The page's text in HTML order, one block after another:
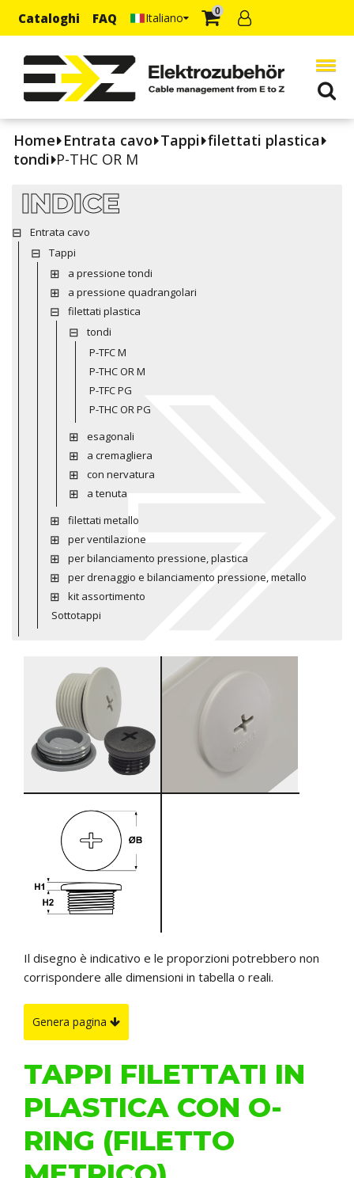
Cataloghi FAQ Italiano 0
Home Entrata cavo Tappi filettati plastica
tondi P-THC OR M
INDICE
Entrata cavo
Tappi
a pressione tondi
a pressione quadrangolari
filettati plastica
tondi
P-TFC M
P-THC OR M
P-TFC PG
P-THC OR PG
esagonali
a cremagliera
con nervatura
a tenuta
filettati metallo
per ventilazione
per bilanciamento pressione, plastica
per drenaggio e bilanciamento pressione, metallo
kit assortimento
Sottotappi
Il disegno è indicativo e le proporzioni potrebbero non
corrispondere alle dimensioni in tabella o reali.
Genera pagina
TAPPI FILETTATI IN
PLASTICA CON O-
RING (FILETTO